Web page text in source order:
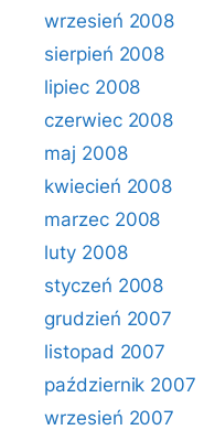
wrzesień 2008
sierpień 2008
lipiec 2008
czerwiec 2008
maj 2008
kwiecień 2008
marzec 2008
luty 2008
styczeń 2008
grudzień 2007
listopad 2007
październik 2007
wrzesień 2007